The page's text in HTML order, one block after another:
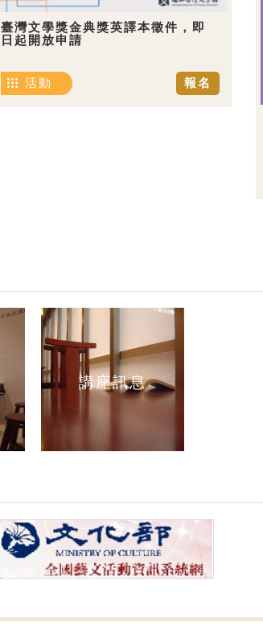
臺灣文學獎金典獎英譯本徵件，即
日起開放申請
報名
活動
講座訊息